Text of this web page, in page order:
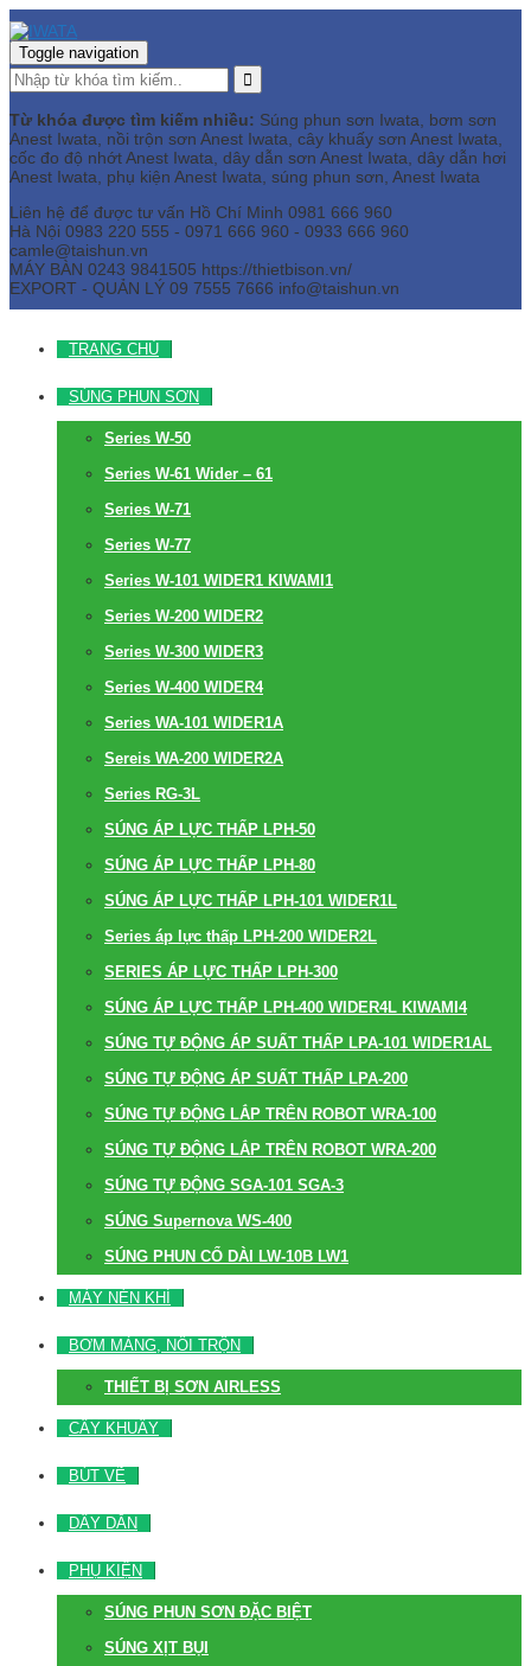
Toggle navigation
Từ khóa được tìm kiếm nhiều: Súng phun sơn Iwata, bơm sơn
Anest Iwata, nồi trộn sơn Anest Iwata, cây khuấy sơn Anest Iwata,
cốc đo độ nhớt Anest Iwata, dây dẫn sơn Anest Iwata, dây dẫn hơi
Anest Iwata, phụ kiện Anest Iwata, súng phun sơn, Anest Iwata
Liên hệ để được tư vấn Hồ Chí Minh 0981 666 960
Hà Nội 0983 220 555 - 0971 666 960 - 0933 666 960
camle@taishun.vn
MÁY BÀN 0243 9841505 https://thietbison.vn/
EXPORT - QUẢN LÝ 09 7555 7666 info@taishun.vn
TRANG CHỦ
SÚNG PHUN SƠN
Series W-50
Series W-61 Wider – 61
Series W-71
Series W-77
Series W-101 WIDER1 KIWAMI1
Series W-200 WIDER2
Series W-300 WIDER3
Series W-400 WIDER4
Series WA-101 WIDER1A
Sereis WA-200 WIDER2A
Series RG-3L
SÚNG ÁP LỰC THẤP LPH-50
SÚNG ÁP LỰC THẤP LPH-80
SÚNG ÁP LỰC THẤP LPH-101 WIDER1L
Series áp lực thấp LPH-200 WIDER2L
SERIES ÁP LỰC THẤP LPH-300
SÚNG ÁP LỰC THẤP LPH-400 WIDER4L KIWAMI4
SÚNG TỰ ĐỘNG ÁP SUẤT THẤP LPA-101 WIDER1AL
SÚNG TỰ ĐỘNG ÁP SUẤT THẤP LPA-200
SÚNG TỰ ĐỘNG LẮP TRÊN ROBOT WRA-100
SÚNG TỰ ĐỘNG LẮP TRÊN ROBOT WRA-200
SÚNG TỰ ĐỘNG SGA-101 SGA-3
SÚNG Supernova WS-400
SÚNG PHUN CỔ DÀI LW-10B LW1
MÁY NÉN KHÍ
BƠM MÀNG, NỒI TRỘN
THIẾT BỊ SƠN AIRLESS
CÂY KHUẤY
BÚT VẼ
DÂY DẪN
PHỤ KIỆN
SÚNG PHUN SƠN ĐẶC BIỆT
SÚNG XỊT BỤI